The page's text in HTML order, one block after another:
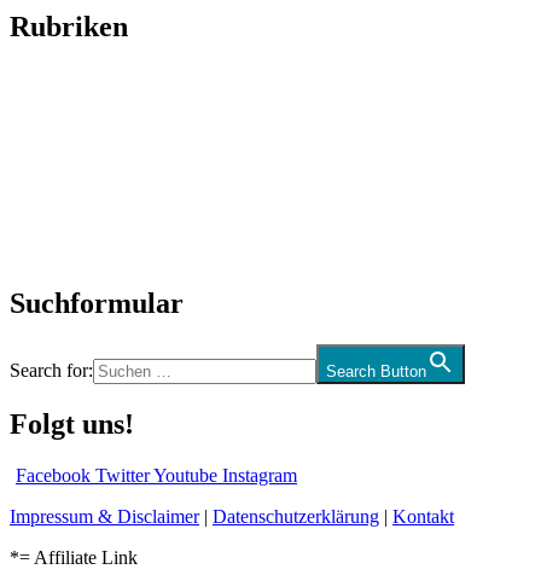
Rubriken
Suchformular
Search for: Search Button
Folgt uns!
Facebook TwitterYoutube Instagram
Impressum & Disclaimer| Datenschutzerklärung | Kontakt
*= Affiliate Link